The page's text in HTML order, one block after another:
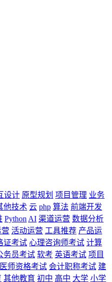
设计 原型规划 项目管理 业务
他技术 云 php 算法 前端开发
Python AI 渠道运营 数据分析
活动运营 工具推荐 产品运
证考试 心理咨询师考试 计算
务员考试 软考 英语考试 项目
师资格考试 会计职称考试 建
其他教育 初中 高中 大学 小学